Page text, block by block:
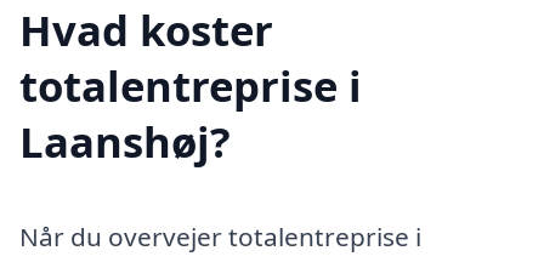
Hvad koster
totalentreprise i
Laanshøj?
Når du overvejer totalentreprise i